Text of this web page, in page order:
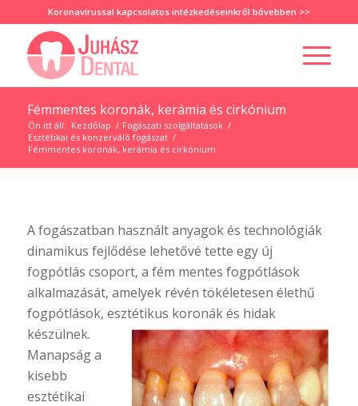
Koronavírussal kapcsolatos intézkedéseinkről bővebben >>
Fémmentes koronák, kerámia és cirkónium
Ön itt áll: Kezdőlap / Fogászati szolgáltatások /
Esztétikai és konzerváló fogászat /
Fémmentes koronák, kerámia és cirkónium
A fogászatban használt anyagok és technológiák
dinamikus fejlődése lehetővé tette egy új
fogpótlás csoport, a fém mentes fogpótlások
alkalmazását, amelyek révén tökéletesen élethű
fogpótlások, esztétikus koronák és hidak
készülnek.
Manapság a
kisebb
esztétikai